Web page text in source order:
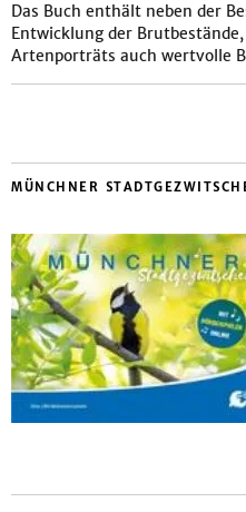
Das Buch enthält neben der
Entwicklung der
Artenporträts auch wertvolle
MÜNCHNER